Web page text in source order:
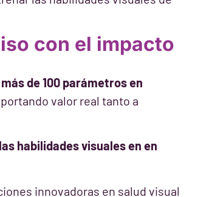
con el impacto
más de 100 parámetros en
valor real tanto a
habilidades visuales en en
innovadoras en salud visual